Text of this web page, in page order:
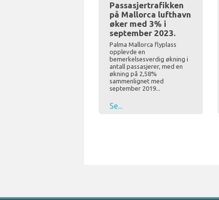
Passasjertrafikken
på Mallorca lufthavn
øker med 3% i
september 2023.
Palma Mallorca flyplass
opplevde en
bemerkelsesverdig økning i
antall passasjerer, med en
økning på 2,58%
sammenlignet med
september 2019...
Se...